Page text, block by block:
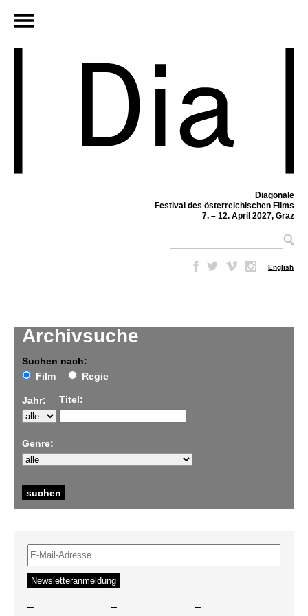
Diagonale
Festival des österreichischen Films
7. – 12. April 2027, Graz
– English
Archivsuche
Suchen nach:
Film
Regie
Jahr: Titel:
Genre:
– – –